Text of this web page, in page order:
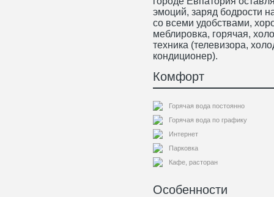
эмоций, заряд бодрости
со всеми удобствами,
меблировка, горячая,
техника (телевизора,
кондиционер).
Комфорт
Горячая вода постоянно
Горячая вода по графику
Интернет
Парковка
Кафе, расторан
Особенности